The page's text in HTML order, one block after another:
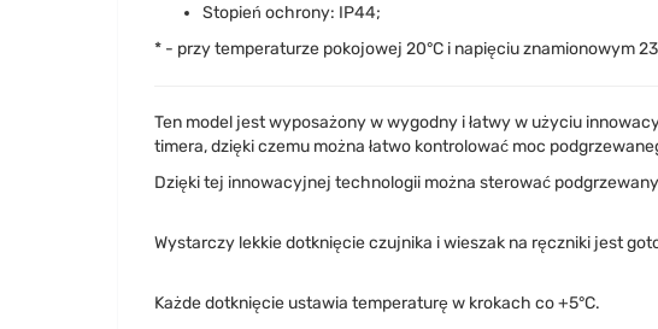
Stopień ochrony: IP44;
* - przy temperaturze pokojowej 20°C i napięciu znamionowym
Ten model jest wyposażony w wygodny i łatwy w użyciu
timera, dzięki czemu można łatwo kontrolować moc
Dzięki tej innowacyjnej technologii można sterować
Wystarczy lekkie dotknięcie czujnika i wieszak na ręczniki jest
Każde dotknięcie ustawia temperaturę w krokach co +5°C.